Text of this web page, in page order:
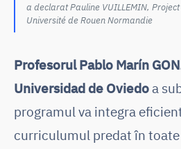
a declarat Pauline VUILLEMIN,
Université de Rouen Normandie
Profesorul Pablo Marín
Universidad de Oviedo a
programul va integra
curriculumul predat în